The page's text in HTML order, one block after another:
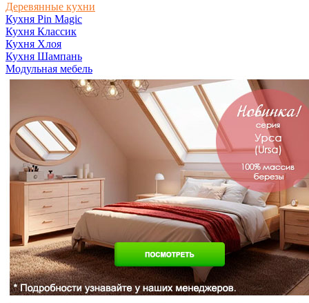
Деревянные кухни
Кухня Pin Magic
Кухня Классик
Кухня Хлоя
Кухня Шампань
Модульная мебель